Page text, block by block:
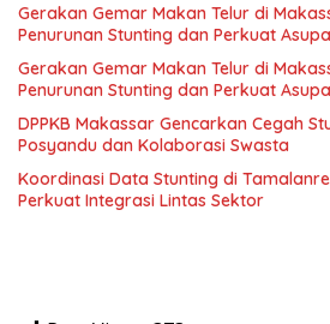
Gerakan Gemar Makan Telur di
Penurunan Stunting dan Perkuat
Gerakan Gemar Makan Telur di
Penurunan Stunting dan Perkuat
DPPKB Makassar Gencarkan Cegah
Posyandu dan Kolaborasi Swasta
Koordinasi Data Stunting di
Perkuat Integrasi Lintas Sektor